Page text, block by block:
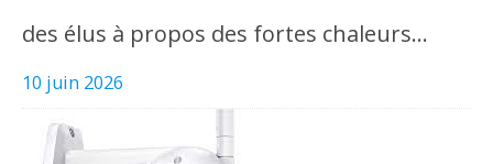
des élus à propos des fortes chaleurs…
10 juin 2026